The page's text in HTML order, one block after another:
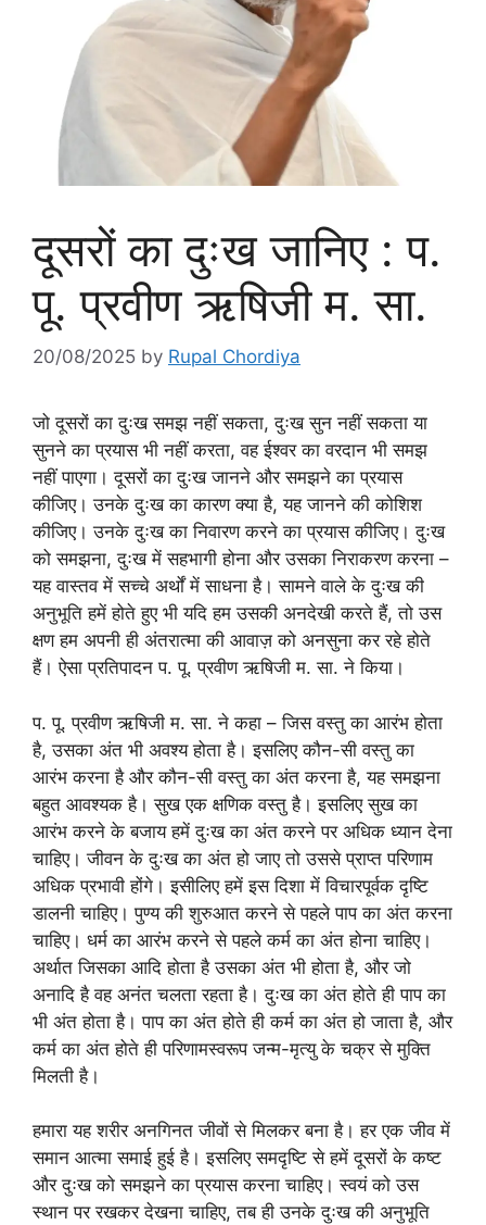
दूसरों का दुःख जानिए : प.
पू. प्रवीण ऋषिजी म. सा.
20/08/2025 by Rupal Chordiya
जो दूसरों का दुःख समझ नहीं सकता, दुःख सुन नहीं सकता या
सुनने का प्रयास भी नहीं करता, वह ईश्वर का वरदान भी समझ
नहीं पाएगा। दूसरों का दुःख जानने और समझने का प्रयास
कीजिए। उनके दुःख का कारण क्या है, यह जानने की कोशिश
कीजिए। उनके दुःख का निवारण करने का प्रयास कीजिए। दुःख
को समझना, दुःख में सहभागी होना और उसका निराकरण करना –
यह वास्तव में सच्चे अर्थों में साधना है। सामने वाले के दुःख की
अनुभूति हमें होते हुए भी यदि हम उसकी अनदेखी करते हैं, तो उस
क्षण हम अपनी ही अंतरात्मा की आवाज़ को अनसुना कर रहे होते
हैं। ऐसा प्रतिपादन प. पू. प्रवीण ऋषिजी म. सा. ने किया।
प. पू. प्रवीण ऋषिजी म. सा. ने कहा – जिस वस्तु का आरंभ होता
है, उसका अंत भी अवश्य होता है। इसलिए कौन-सी वस्तु का
आरंभ करना है और कौन-सी वस्तु का अंत करना है, यह समझना
बहुत आवश्यक है। सुख एक क्षणिक वस्तु है। इसलिए सुख का
आरंभ करने के बजाय हमें दुःख का अंत करने पर अधिक ध्यान देना
चाहिए। जीवन के दुःख का अंत हो जाए तो उससे प्राप्त परिणाम
अधिक प्रभावी होंगे। इसीलिए हमें इस दिशा में विचारपूर्वक दृष्टि
डालनी चाहिए। पुण्य की शुरुआत करने से पहले पाप का अंत करना
चाहिए। धर्म का आरंभ करने से पहले कर्म का अंत होना चाहिए।
अर्थात जिसका आदि होता है उसका अंत भी होता है, और जो
अनादि है वह अनंत चलता रहता है। दुःख का अंत होते ही पाप का
भी अंत होता है। पाप का अंत होते ही कर्म का अंत हो जाता है, और
कर्म का अंत होते ही परिणामस्वरूप जन्म-मृत्यु के चक्र से मुक्ति
मिलती है।
हमारा यह शरीर अनगिनत जीवों से मिलकर बना है। हर एक जीव में
समान आत्मा समाई हुई है। इसलिए समदृष्टि से हमें दूसरों के कष्ट
और दुःख को समझने का प्रयास करना चाहिए। स्वयं को उस
स्थान पर रखकर देखना चाहिए, तब ही उनके दुःख की अनुभूति